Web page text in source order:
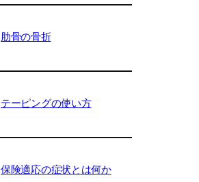
肋骨の骨折
テーピングの使い方
保険適応の症状とは何か